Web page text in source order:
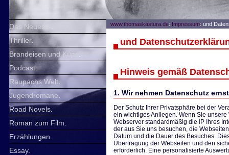
Das Neueste
Thriller.
Brandeisen und Küps
Podcast.
Raupachs Welt.
Jugendromane
Road Novels
Roman zum Film
Erzählungen
Essay.
www.thomaskastura.de: Impressum: und
und
Hinweis gemäß
1. Wir nehmen Datenschutz ernst
Der Schutz Ihrer Privatsphäre bei der
ein wichtiges Anliegen. Wenn Sie
Webserver standardmäßig die IP Ihres
der aus Sie uns besuchen, die
Datum und die Dauer des Besuches.
Übertragung der Webseiten und den
erforderlich. Eine personalisierte